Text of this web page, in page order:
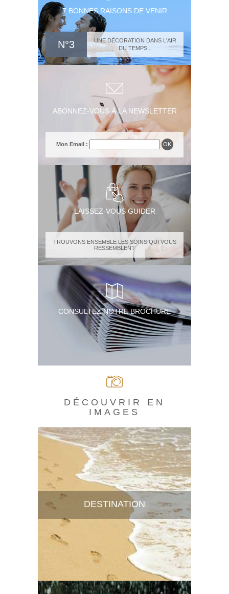
7 BONNES RAISONS DE VENIR
N°3
UNE DÉCORATION DANS L'AIR
DU TEMPS...
ABONNEZ-VOUS À LA NEWSLETTER
Mon Email :
LAISSEZ-VOUS GUIDER
TROUVONS ENSEMBLE LES SOINS QUI VOUS
RESSEMBLENT
CONSULTEZ NOTRE BROCHURE
DÉCOUVRIR EN
IMAGES
DESTINATION